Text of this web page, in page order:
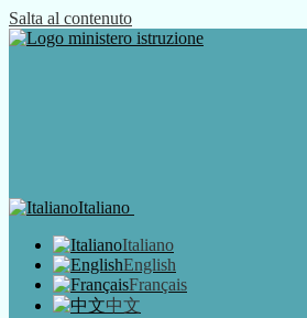
Salta al contenuto
Italiano
Italiano
English
Français
中文